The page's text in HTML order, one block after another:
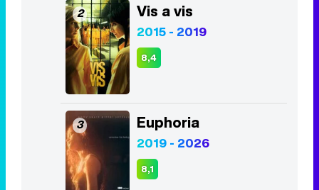
2 Vis a vis
2015 - 2019
8,4
3 Euphoria
2019 - 2026
8,1